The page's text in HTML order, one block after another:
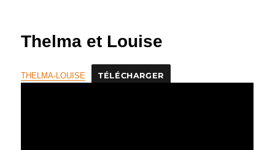
Thelma et Louise
THELMA-LOUISE TÉLÉCHARGER